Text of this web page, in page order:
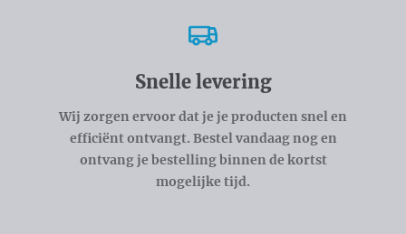
Snelle levering
Wij zorgen ervoor dat je je producten snel en
efficiënt ontvangt. Bestel vandaag nog en
ontvang je bestelling binnen de kortst
mogelijke tijd.